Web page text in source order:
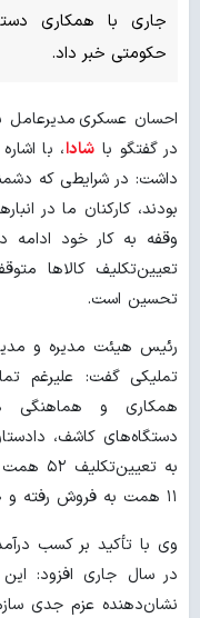
جاری با همکاری
حکومتی خبر داد.
احسان عسکری مدیرعامل
در گفتگو با شادا، با
داشت: در شرایطی که
بودند، کارکنان ما در
وقفه به کار خود ادامه
تعیین‌تکلیف کالاها
تحسین است.
رئیس هیئت مدیره و
تملیکی گفت: علیرغم
همکاری و هماهنگی
دستگاه‌های کاشف،
به
۱۱ همت به فروش رفته و ۳۰ همت استرداد شده است.
وی با تأکید بر کسب
در سال جاری افزود:
نشان‌دهنده عزم جدی